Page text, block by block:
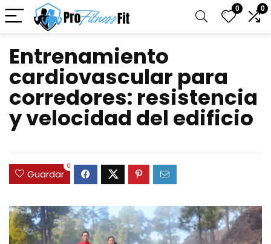
0 0
Entrenamiento
cardiovascular para
corredores: resistencia
y velocidad del edificio
Guardar
0